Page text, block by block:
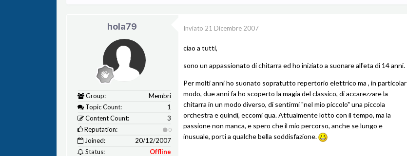
hola79
Group:
Membri
Topic Count:
1
Content Count:
3
Reputation:
0
Joined:
20/12/2007
Status:
Offline
Inviato 21 Dicembre 2007
ciao a tutti,
sono un appassionato di chitarra ed ho iniziato a suonare all'eta di 14 anni.
Per molti anni ho suonato sopratutto repertorio elettrico ma , in particolar
modo, due anni fa ho scoperto la magia del classico, di accarezzare la
chitarra in un modo diverso, di sentirmi "nel mio piccolo" una piccola
orchestra e quindi, eccomi qua. Attualmente lotto con il tempo, ma la
passione non manca, e spero che il mio percorso, anche se lungo e
inusuale, porti a qualche bella soddisfazione.